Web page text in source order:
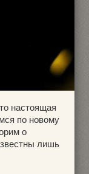
настоящая
по новому
о
лишь